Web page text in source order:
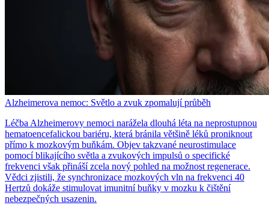
Alzheimerova nemoc: Světlo a zvuk zpomalují průběh
Léčba Alzheimerovy nemoci narážela dlouhá léta na neprostupnou
hematoencefalickou bariéru, která bránila většině léků proniknout
přímo k mozkovým buňkám. Objev takzvané neurostimulace
pomocí blikajícího světla a zvukových impulsů o specifické
frekvenci však přináší zcela nový pohled na možnost regenerace.
Vědci zjistili, že synchronizace mozkových vln na frekvenci 40
Hertzů dokáže stimulovat imunitní buňky v mozku k čištění
nebezpečných usazenin.